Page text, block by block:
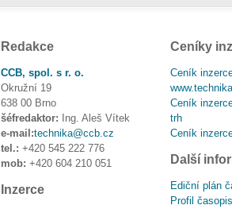
Redakce
CCB, spol. s r. o.
Okružní 19
638 00 Brno
šéfredaktor: Ing. Aleš Vítek
e-mail:technika@ccb.cz
tel.: +420 545 222 776
mob: +420 604 210 051
Inzerce
Ceníky
Ceník
Ceník
trh
Ceník
Další
Ediční plán
Profil